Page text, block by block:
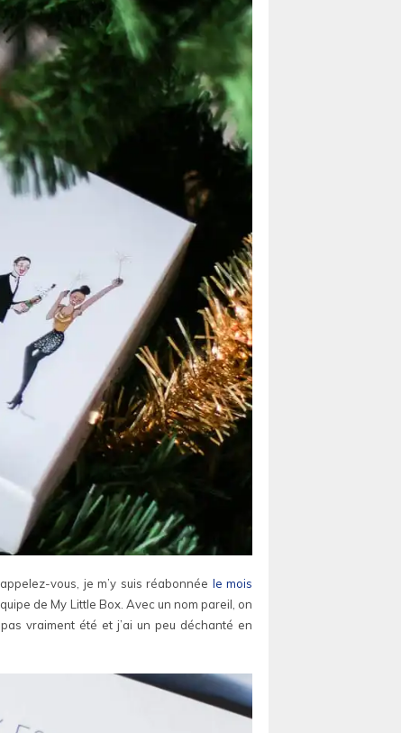
vous, je m’y suis réabonnée le mois
de My Little Box. Avec un nom pareil, on
vraiment été et j’ai un peu déchanté en